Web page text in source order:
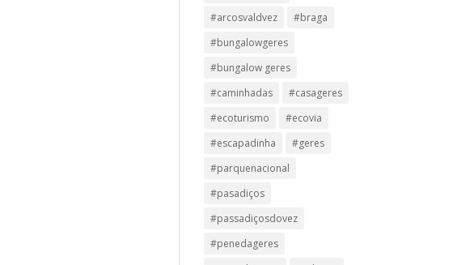
#arcosvaldvez
#braga
#bungalowgeres
#bungalow geres
#caminhadas
#casageres
#ecoturismo
#ecovia
#escapadinha
#geres
#parquenacional
#pasadiços
#passadiçosdovez
#penedageres